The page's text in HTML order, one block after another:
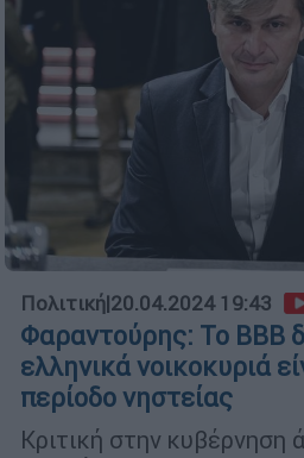
Πολιτική|20.04.2024 19:43
Φαραντούρης: Το ΒΒΒ
ελληνικά νοικοκυριά
περίοδο νηστείας
Κριτική στην κυβέρνηση